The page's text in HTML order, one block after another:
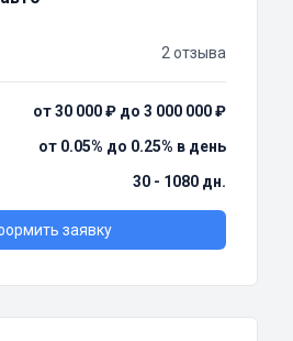
2 отзыва
от 30 000 ₽ до 3 000 000 ₽
от 0.05% до 0.25% в день
30 - 1080 дн.
заявку